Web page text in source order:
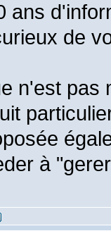
ans
de
n'est pas
à